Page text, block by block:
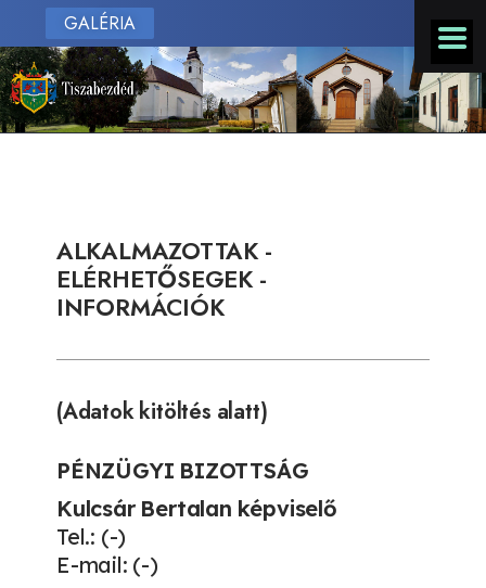
GALÉRIA
ALKALMAZOTTAK -
ELÉRHETŐSEGEK -
INFORMÁCIÓK
(Adatok kitöltés alatt)
PÉNZÜGYI BIZOTTSÁG
Kulcsár Bertalan képviselő
Tel.: (-)
E-mail: (-)